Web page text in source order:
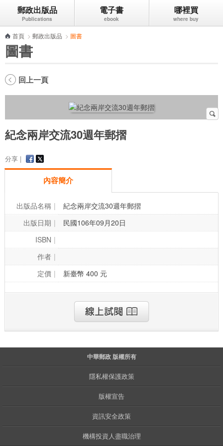
跳到主要內容區塊
郵政出版品 電子書 哪裡買
首頁 > 郵政出版品 > 圖書
圖書
回上一頁
紀念兩岸交流30週年郵摺
分享 |
內容簡介
出版品名稱
紀念兩岸交流30週年郵摺
出版日期
民國106年09月20日
ISBN
作者
定價
新臺幣 400 元
中華郵政 版權所有
隱私權保護政策
版權宣告
資訊安全政策
機構投資人盡職治理